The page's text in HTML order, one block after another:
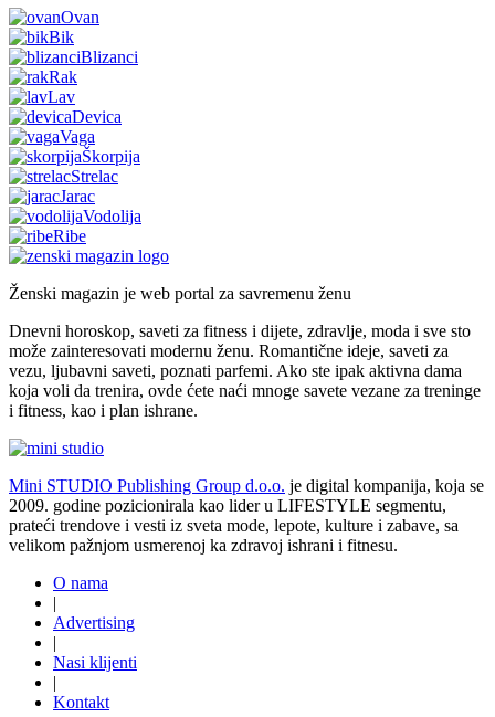
Ovan
Bik
Blizanci
Rak
Lav
Devica
Vaga
Škorpija
Strelac
Jarac
Vodolija
Ribe
Ženski magazin je web portal za savremenu ženu
Dnevni horoskop, saveti za fitness i dijete, zdravlje, moda i sve sto
može zainteresovati modernu ženu. Romantične ideje, saveti za
vezu, ljubavni saveti, poznati parfemi. Ako ste ipak aktivna dama
koja voli da trenira, ovde ćete naći mnoge savete vezane za treninge
i fitness, kao i plan ishrane.
Mini STUDIO Publishing Group d.o.o. je digital kompanija, koja se
2009. godine pozicionirala kao lider u LIFESTYLE segmentu,
prateći trendove i vesti iz sveta mode, lepote, kulture i zabave, sa
velikom pažnjom usmerenoj ka zdravoj ishrani i fitnesu.
O nama
|
Advertising
|
Nasi klijenti
|
Kontakt